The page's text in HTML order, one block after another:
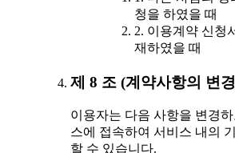
청을 하였을 때
2. 이용계약 신청
재하였을 때
제 8 조 (계약사항의 변
이용자는 다음 사항을 변경하
스에 접속하여 서비스 내의
할 수 있습니다.